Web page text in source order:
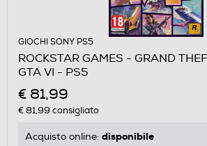
GIOCHI SONY PS5
ROCKSTAR GAMES - GRAND
GTA VI - PS5
€ 81,99
€ 81,99 consigliato
Acquisto online: disponibile